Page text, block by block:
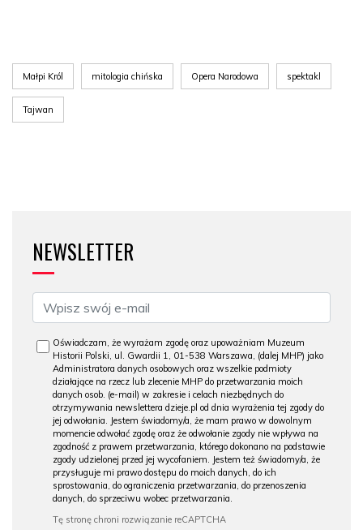
Małpi Król mitologia chińska Opera Narodowa spektakl
Tajwan
NEWSLETTER
Oświadczam, że wyrażam zgodę oraz upoważniam Muzeum
Historii Polski, ul. Gwardii 1, 01-538 Warszawa, (dalej MHP) jako
Administratora danych osobowych oraz wszelkie podmioty
działające na rzecz lub zlecenie MHP do przetwarzania moich
danych osob. (e-mail) w zakresie i celach niezbędnych do
otrzymywania newslettera dzieje.pl od dnia wyrażenia tej zgody do
jej odwołania. Jestem świadomy/a, że mam prawo w dowolnym
momencie odwołać zgodę oraz że odwołanie zgody nie wpływa na
zgodność z prawem przetwarzania, którego dokonano na podstawie
zgody udzielonej przed jej wycofaniem. Jestem też świadomy/a, że
przysługuje mi prawo dostępu do moich danych, do ich
sprostowania, do ograniczenia przetwarzania, do przenoszenia
danych, do sprzeciwu wobec przetwarzania.